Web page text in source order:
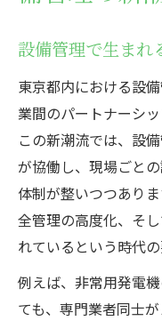
設備管理で生まれ
東京都内における設
業間のパートナーシ
この新潮流では、設
が協働し、現場ごと
体制が整いつつあり
全管理の高度化、そ
れているという時代の
例えば、非常用発電
ても、専門業者同士